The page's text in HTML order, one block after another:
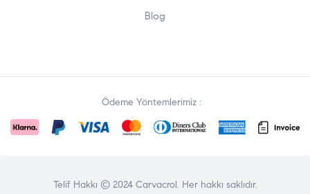
Blog
Ödeme Yöntemlerimiz :
Telif Hakkı © 2024Carvacrol. Her hakkı saklıdır.